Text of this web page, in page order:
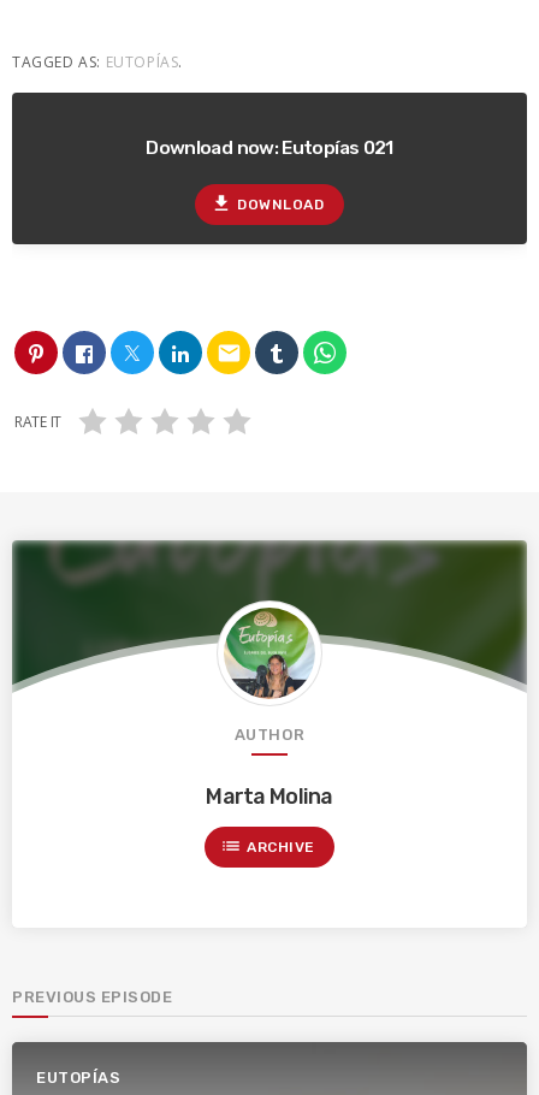
TAGGED AS: EUTOPÍAS.
Download now: Eutopías 021
file_download DOWNLOAD
email
RATE IT
AUTHOR
Marta Molina
list ARCHIVE
PREVIOUS EPISODE
EUTOPÍAS